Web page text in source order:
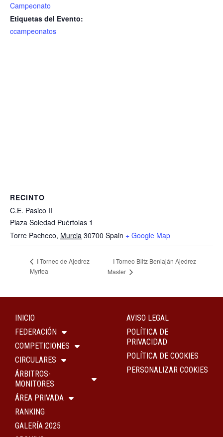
Campeonato
Etiquetas del Evento:
ccampeonatos
RECINTO
C.E. Pasico II
Plaza Soledad Puértolas 1
Torre Pacheco, Murcia 30700 Spain + Google Map
I Torneo de Ajedrez
Myrtea
I Torneo Blitz Beniaján Ajedrez
Master
INICIO
FEDERACIÓN
COMPETICIONES
CIRCULARES
ÁRBITROS-
MONITORES
ÁREA PRIVADA
RANKING
GALERÍA 2025
AVISO LEGAL
POLÍTICA DE
PRIVACIDAD
POLÍTICA DE COOKIES
PERSONALIZAR COOKIES